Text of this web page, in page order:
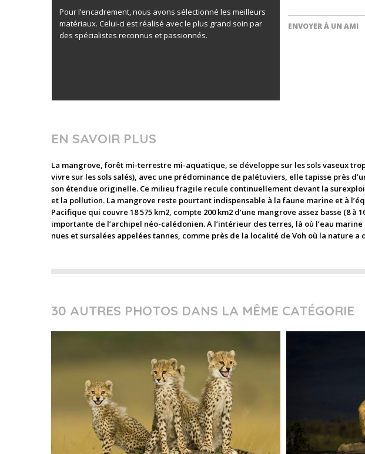
Pour l’encadrement, nous avons sélectionné les meilleurs
matériaux. Celui-ci est réalisé avec le plus grand soin par
des spécialistes reconnus et passionnés.
ENVOYER À UN AMI
EN SAVOIR PLUS
La mangrove, forêt mi-terrestre mi-aquatique, se développe sur les sols vaseux
vivre sur les sols salés), avec une prédominance de palétuviers, elle tapisse près
son étendue originelle. Ce milieu fragile recule continuellement devant la
et la pollution. La mangrove reste pourtant indispensable à la faune marine et à
Pacifique qui couvre 18 575 km2, compte 200 km2 d’une mangrove assez basse
importante de l’archipel néo-calédonien. A l’intérieur des terres, là où l’eau
nues et sursalées appelées tannes, comme près de la localité de Voh où la nature
30 AUTRES PHOTOS DANS LA MÊME CATÉGORIE